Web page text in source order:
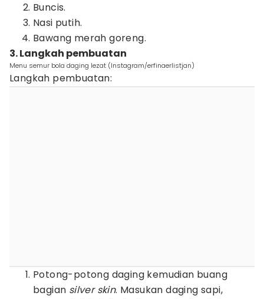
Buncis.
Nasi putih.
Bawang merah goreng.
3. Langkah pembuatan
Menu semur bola daging lezat (Instagram/erfinaerlistjan)
Langkah pembuatan:
Potong-potong daging kemudian buang
bagian silver skin. Masukan daging sapi,